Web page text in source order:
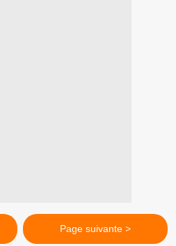
Page suivante >